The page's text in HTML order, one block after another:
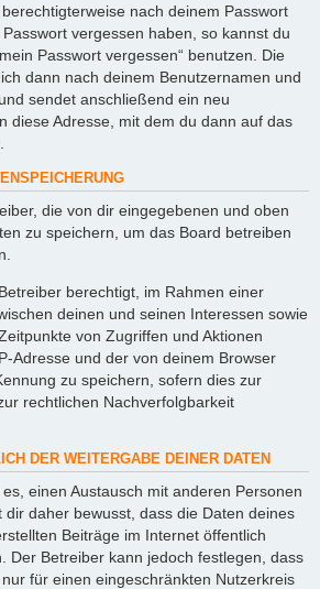
nach deinem Passwort
vergessen haben, so kannst du
Passwort vergessen“ benutzen. Die
dann nach deinem Benutzernamen und
sendet anschließend ein neu
diese Adresse, mit dem du dann auf das
die von dir eingegebenen und oben
zu speichern, um das Board betreiben
berechtigt, im Rahmen einer
deinen und seinen Interessen sowie
von Zugriffen und Aktionen
Adresse und der von deinem Browser
zu speichern, sofern dies zur
rechtlichen Nachverfolgbarkeit
DER WEITERGABE DEINER DATEN
einen Austausch mit anderen Personen
dir daher bewusst, dass die Daten deines
Beiträge im Internet öffentlich
Der Betreiber kann jedoch festlegen, dass
für einen eingeschränkten Nutzerkreis